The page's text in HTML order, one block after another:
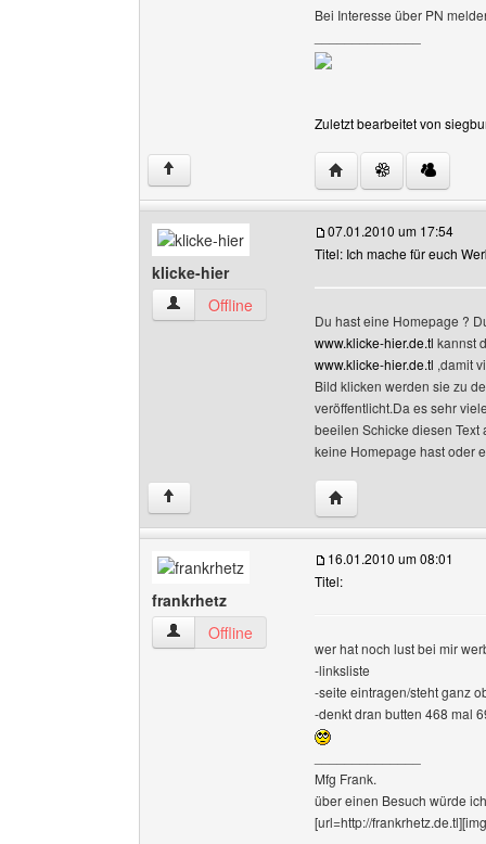
Bei Interesse über PN
Zuletzt bearbeitet von
↑ Website dieses
klicke-hier
klicke-hier Benutzer-Profile anzeigen
Offline
07.01.2010 um 17:54
Titel: Ich mache für euch
Du hast eine Homepage ?
www.klicke-hier.de.tl kannst
www.klicke-hier.de.tl ,damit
Bild klicken werden sie zu
veröffentlicht.Da es sehr
beeilen Schicke diesen
keine Homepage hast oder
↑ Website dieses
frankrhetz
frankrhetz Benutzer-Profile anzeigen
Offline
16.01.2010 um 08:01
Titel:
wer hat noch lust bei mir
-linksliste
-seite eintragen/steht ganz
-denkt dran butten 468 mal
Mfg Frank.
über einen Besuch würde
[url=http://